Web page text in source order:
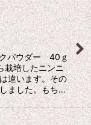
パウダー 40ｇ
栽培したニンニ
違います。その
ました。もち…